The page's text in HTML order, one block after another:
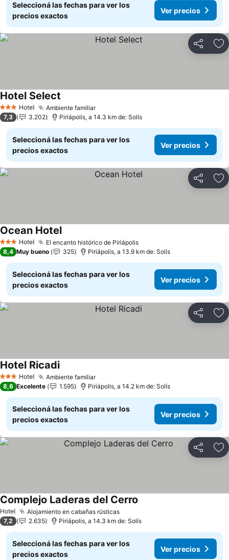
Seleccioná las fechas para ver los
precios exactos
Ver precios
Compartir
3 Estrellas
Hotel Ambiente familiar
Hotel Select
7,3 3.202 Piriápolis, a 14.3 km de: Solís
Seleccioná las fechas para ver los
precios exactos
Ver precios
Compartir
3 Estrellas
Hotel El encanto histórico de Piriápolis
Ocean Hotel
8,4 Muy bueno 325 Piriápolis, a 13.9 km de: Solís
Seleccioná las fechas para ver los
precios exactos
Ver precios
Compartir
3 Estrellas
Hotel Ambiente familiar
Hotel Ricadi
8,6 Excelente 1.595 Piriápolis, a 14.2 km de: Solís
Seleccioná las fechas para ver los
precios exactos
Ver precios
Compartir
Hotel Alojamiento en cabañas rústicas
Complejo Laderas del Cerro
7,2 2.635 Piriápolis, a 14.3 km de: Solís
Seleccioná las fechas para ver los
precios exactos
Ver precios